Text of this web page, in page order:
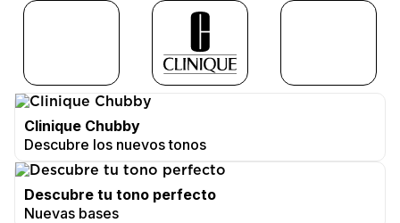
Clinique Chubby
Descubre los nuevos tonos
Descubre tu tono perfecto
Nuevas bases